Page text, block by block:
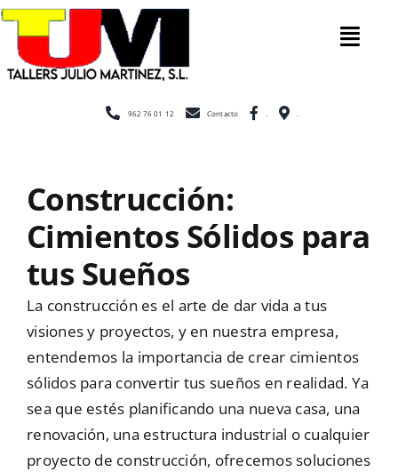
Saltar
contenido
Inicio
Escaleras
Mallas
962 76 01 12 Contacto
Construcción:
Cimientos Sólidos para
tus Sueños
La construcción es el arte de dar vida a tus
visiones y proyectos, y en nuestra empresa,
entendemos la importancia de crear cimientos
sólidos para convertir tus sueños en realidad. Ya
sea que estés planificando una nueva casa, una
renovación, una estructura industrial o cualquier
proyecto de construcción, ofrecemos soluciones